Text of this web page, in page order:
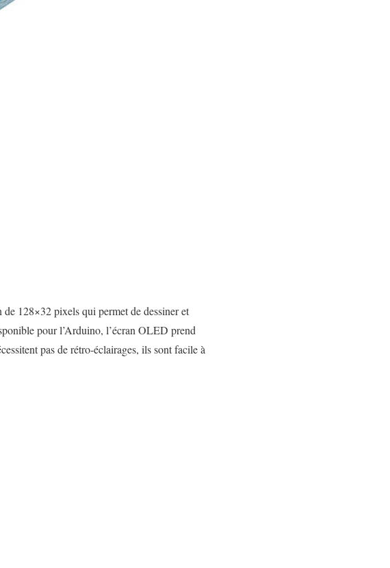
128×32 pixels qui permet de dessiner et
pour l’Arduino, l’écran OLED prend
pas de rétro-éclairages, ils sont facile à